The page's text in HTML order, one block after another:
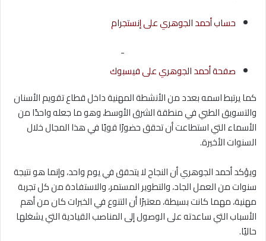
حساب أحمد الجوهري على إنستجرام
-
صفحة أحمد الجوهري على فيسبوك
كما يرتبط اسمه بعدد من الأنشطة المهنية داخل قطاع تقويم الأسنان
والتسويق الطبي في منطقة الشرق الأوسط، وهو ما جعله واحدًا من
الأسماء التي استطاعت أن تحقق حضورًا قويًا في هذا المجال خلال
السنوات الأخيرة.
ويؤكد أحمد الجوهري أن النجاح لا يتحقق في يوم واحد، وإنما هو نتيجة
سنوات من العمل الجاد، والتطوير المستمر، والاستفادة من كل تجربة
مهنية، مهما كانت بسيطة، معتبرًا أن التنوع في الخبرات كان من أهم
الأسباب التي ساعدته على الوصول إلى المناصب القيادية التي يشغلها
حاليًا.